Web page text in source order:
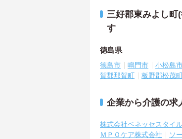
三好郡東みよし町
す
徳島県
徳島市 鳴門市 小松島
賀郡那賀町
板野郡松茂
企業から介護の求
株式会社ベネッセスタイ
ＭＰＯケア株式会社
ソ